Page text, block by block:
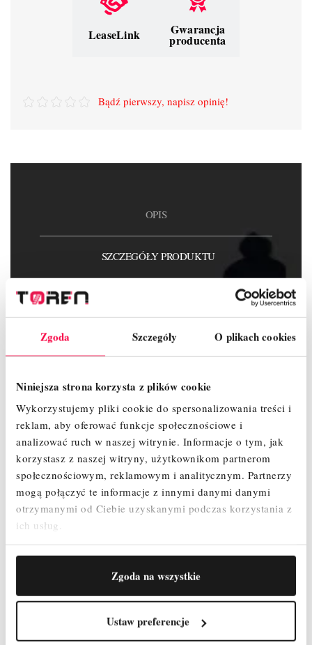
Zgoda Szczegóły O plikach cookies
Niniejsza strona korzysta z plików cookie
Wykorzystujemy pliki cookie do spersonalizowania treści i
reklam, aby oferować funkcje społecznościowe i
analizować ruch w naszej witrynie. Informacje o tym, jak
korzystasz z naszej witryny, użytkownikom partnerom
społecznościowym, reklamowym i analitycznym. Partnerzy
mogą połączyć te informacje z innymi danymi danymi
otrzymanymi od Ciebie uzyskanymi podczas korzystania z
ich usług.
Zgoda na wszystkie
Ustaw preferencje
LeaseLink Gwarancja
producenta
Bądź pierwszy, napisz opinię!
OPIS
SZCZEGÓŁY PRODUKTU
OPINIE
Wykaz elementów :
Koło jezdne 200 mm z hamulcem i regulacją – 4 szt.
Podest z klapą – 2 szt.
Rama 2m ( 8 szczebli ) - 4 szt.
Rama 1m (4 szczeble ) - 2 szt.
Poręcz wyprzedzająca - 4 szt.
Stężenie poziome – 2 szt.
Stężenie ukośne – 2 szt.
Podpora teleskopowa 2,4 m - 4 szt.
Zestaw Burt – 1 szt.
Stopa ocynkowana bez regulacji - 4 szt.
Zawleczki – 12 szt.